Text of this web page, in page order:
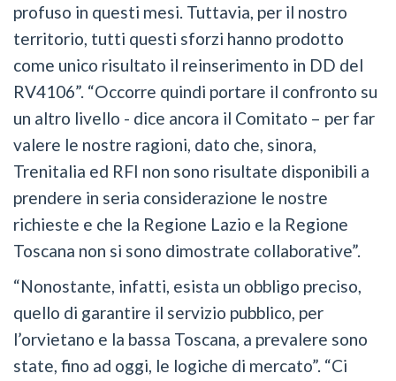
profuso in questi mesi. Tuttavia, per il nostro
territorio, tutti questi sforzi hanno prodotto
come unico risultato il reinserimento in DD del
RV4106”. “Occorre quindi portare il confronto su
un altro livello - dice ancora il Comitato – per far
valere le nostre ragioni, dato che, sinora,
Trenitalia ed RFI non sono risultate disponibili a
prendere in seria considerazione le nostre
richieste e che la Regione Lazio e la Regione
Toscana non si sono dimostrate collaborative”.
“Nonostante, infatti, esista un obbligo preciso,
quello di garantire il servizio pubblico, per
l’orvietano e la bassa Toscana, a prevalere sono
state, fino ad oggi, le logiche di mercato”. “Ci